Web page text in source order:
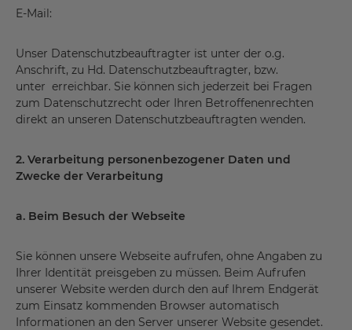
E-Mail:
Unser Datenschutzbeauftragter ist unter der o.g.
Anschrift, zu Hd. Datenschutzbeauftragter, bzw.
unter erreichbar. Sie können sich jederzeit bei Fragen
zum Datenschutzrecht oder Ihren Betroffenenrechten
direkt an unseren Datenschutzbeauftragten wenden.
2. Verarbeitung personenbezogener Daten und
Zwecke der Verarbeitung
a. Beim Besuch der Webseite
Sie können unsere Webseite aufrufen, ohne Angaben zu
Ihrer Identität preisgeben zu müssen. Beim Aufrufen
unserer Website werden durch den auf Ihrem Endgerät
zum Einsatz kommenden Browser automatisch
Informationen an den Server unserer Website gesendet.